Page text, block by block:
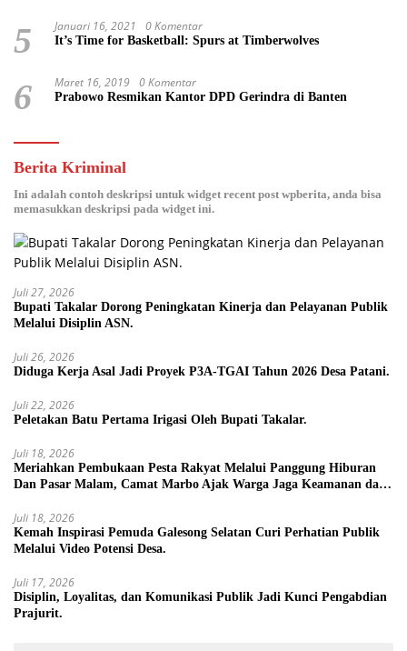
5 Januari 16, 2021 0 Komentar
It’s Time for Basketball: Spurs at Timberwolves
6 Maret 16, 2019 0 Komentar
Prabowo Resmikan Kantor DPD Gerindra di Banten
Berita Kriminal
Ini adalah contoh deskripsi untuk widget recent post wpberita, anda bisa
memasukkan deskripsi pada widget ini.
Juli 27, 2026
Bupati Takalar Dorong Peningkatan Kinerja dan Pelayanan Publik
Melalui Disiplin ASN.
Juli 26, 2026
Diduga Kerja Asal Jadi Proyek P3A-TGAI Tahun 2026 Desa Patani.
Juli 22, 2026
Peletakan Batu Pertama Irigasi Oleh Bupati Takalar.
Juli 18, 2026
Meriahkan Pembukaan Pesta Rakyat Melalui Panggung Hiburan
Dan Pasar Malam, Camat Marbo Ajak Warga Jaga Keamanan dan
Juli 18, 2026
Kemah Inspirasi Pemuda Galesong Selatan Curi Perhatian Publik
Melalui Video Potensi Desa.
Juli 17, 2026
Disiplin, Loyalitas, dan Komunikasi Publik Jadi Kunci Pengabdian
Prajurit.